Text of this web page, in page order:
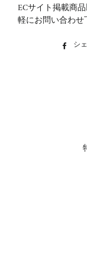
ECサイト掲載商
軽にお問い合わせ
シ